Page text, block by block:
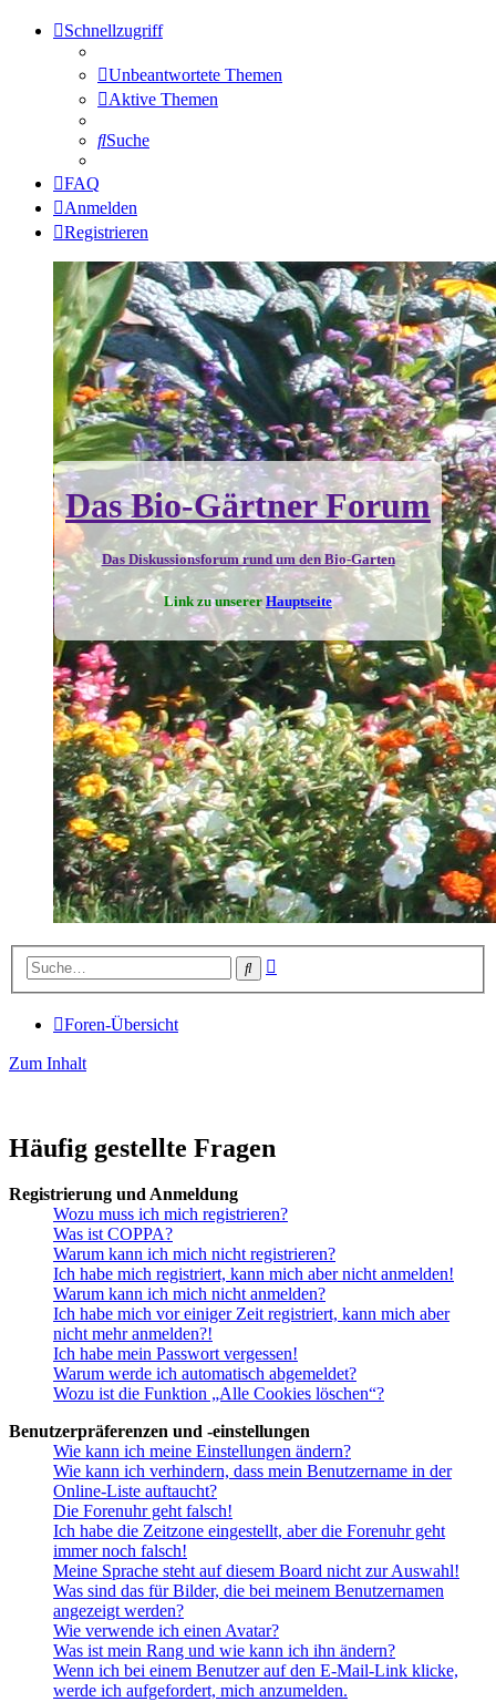
Schnellzugriff
Unbeantwortete Themen
Aktive Themen
Suche
FAQ
Anmelden
Registrieren
Das Bio-Gärtner Forum
Das Diskussionsforum rund um den Bio-Garten
Link zu unserer Hauptseite
Suche
Foren-Übersicht
Zum Inhalt
Häufig gestellte Fragen
Registrierung und Anmeldung
Wozu muss ich mich registrieren?
Was ist COPPA?
Warum kann ich mich nicht registrieren?
Ich habe mich registriert, kann mich aber nicht anmelden!
Warum kann ich mich nicht anmelden?
Ich habe mich vor einiger Zeit registriert, kann mich aber
nicht mehr anmelden?!
Ich habe mein Passwort vergessen!
Warum werde ich automatisch abgemeldet?
Wozu ist die Funktion „Alle Cookies löschen“?
Benutzerpräferenzen und -einstellungen
Wie kann ich meine Einstellungen ändern?
Wie kann ich verhindern, dass mein Benutzername in der
Online-Liste auftaucht?
Die Forenuhr geht falsch!
Ich habe die Zeitzone eingestellt, aber die Forenuhr geht
immer noch falsch!
Meine Sprache steht auf diesem Board nicht zur Auswahl!
Was sind das für Bilder, die bei meinem Benutzernamen
angezeigt werden?
Wie verwende ich einen Avatar?
Was ist mein Rang und wie kann ich ihn ändern?
Wenn ich bei einem Benutzer auf den E-Mail-Link klicke,
werde ich aufgefordert, mich anzumelden.